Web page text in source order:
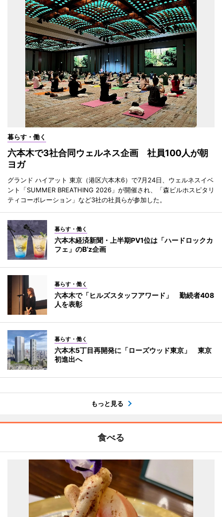
暮らす・働く
六本木で3社合同ウェルネス企画 社員100人が朝
ヨガ
グランド ハイアット 東京（港区六本木6）で7月24日、ウェルネスイベ
ント「SUMMER BREATHING 2026」が開催され、「森ビルホスピタリ
ティコーポレーション」など3社の社員らが参加した。
暮らす・働く
六本木経済新聞・上半期PV1位は「ハードロックカ
フェ」のB’z企画
暮らす・働く
六本木で「ヒルズスタッフアワード」 勤続者408
人を表彰
暮らす・働く
六本木5丁目再開発に「ローズウッド東京」 東京
初進出へ
もっと見る
食べる